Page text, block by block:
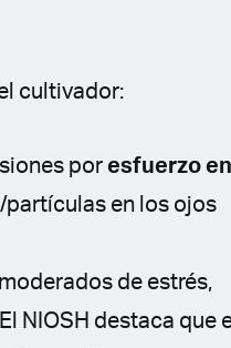
cultivador:
poresfuerzo en
partículas en los ojos
de estrés,
NIOSH destaca que